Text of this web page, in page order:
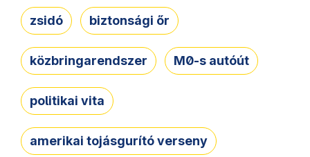
zsidó biztonsági őr
közbringarendszer M0-s autóút
politikai vita
amerikai tojásgurító verseny